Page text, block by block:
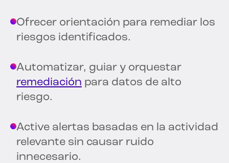
Ofrecer orientación para remediar los
riesgos identificados.
Automatizar, guiar y orquestar
remediación para datos de alto
riesgo.
Active alertas basadas en la actividad
relevante sin causar ruido
innecesario.